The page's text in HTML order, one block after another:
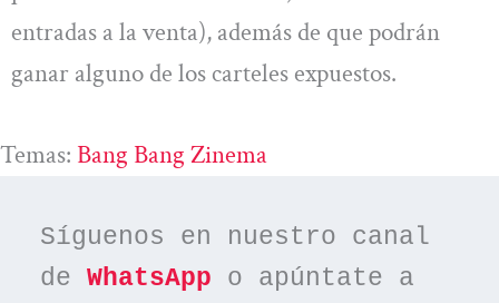
entradas a la venta), además de que podrán
ganar alguno de los carteles expuestos.
Temas: Bang Bang Zinema
Síguenos en nuestro canal
de WhatsApp o apúntate a